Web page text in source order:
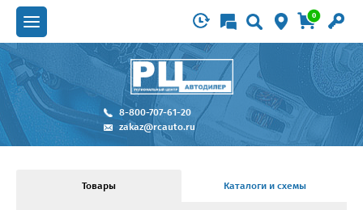
0
8-800-707-61-20
zakaz@rcauto.ru
Товары Каталоги и схемы